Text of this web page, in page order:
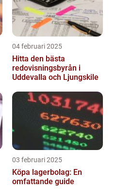
04 februari 2025
Hitta den bästa
redovisningsbyrån i
Uddevalla och Ljungskile
03 februari 2025
Köpa lagerbolag: En
omfattande guide